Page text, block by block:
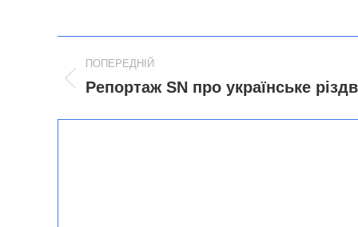
Post
navigation
ПОПЕРЕДНІЙ
Попередній
Репортаж SN про українське